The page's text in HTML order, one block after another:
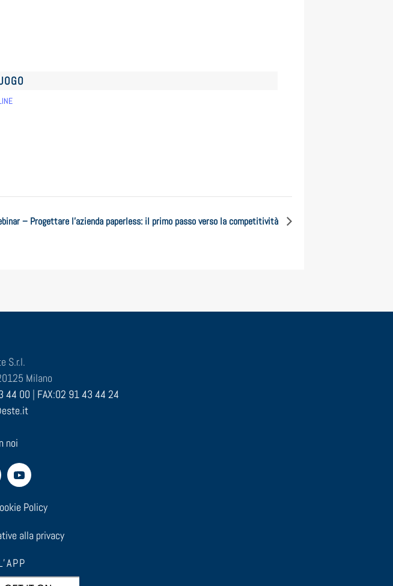
– Progettare l’azienda paperless: il primo passo verso la competitività
S.r.l.
Milano
44 00 | FAX:02 91 43 44 24
noi
Policy
alla privacy